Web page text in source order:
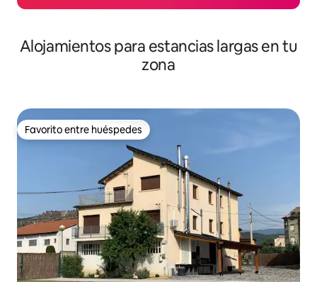
Alojamientos para estancias largas en tu
zona
Favorito entre huéspedes
Favorito entre huéspedes